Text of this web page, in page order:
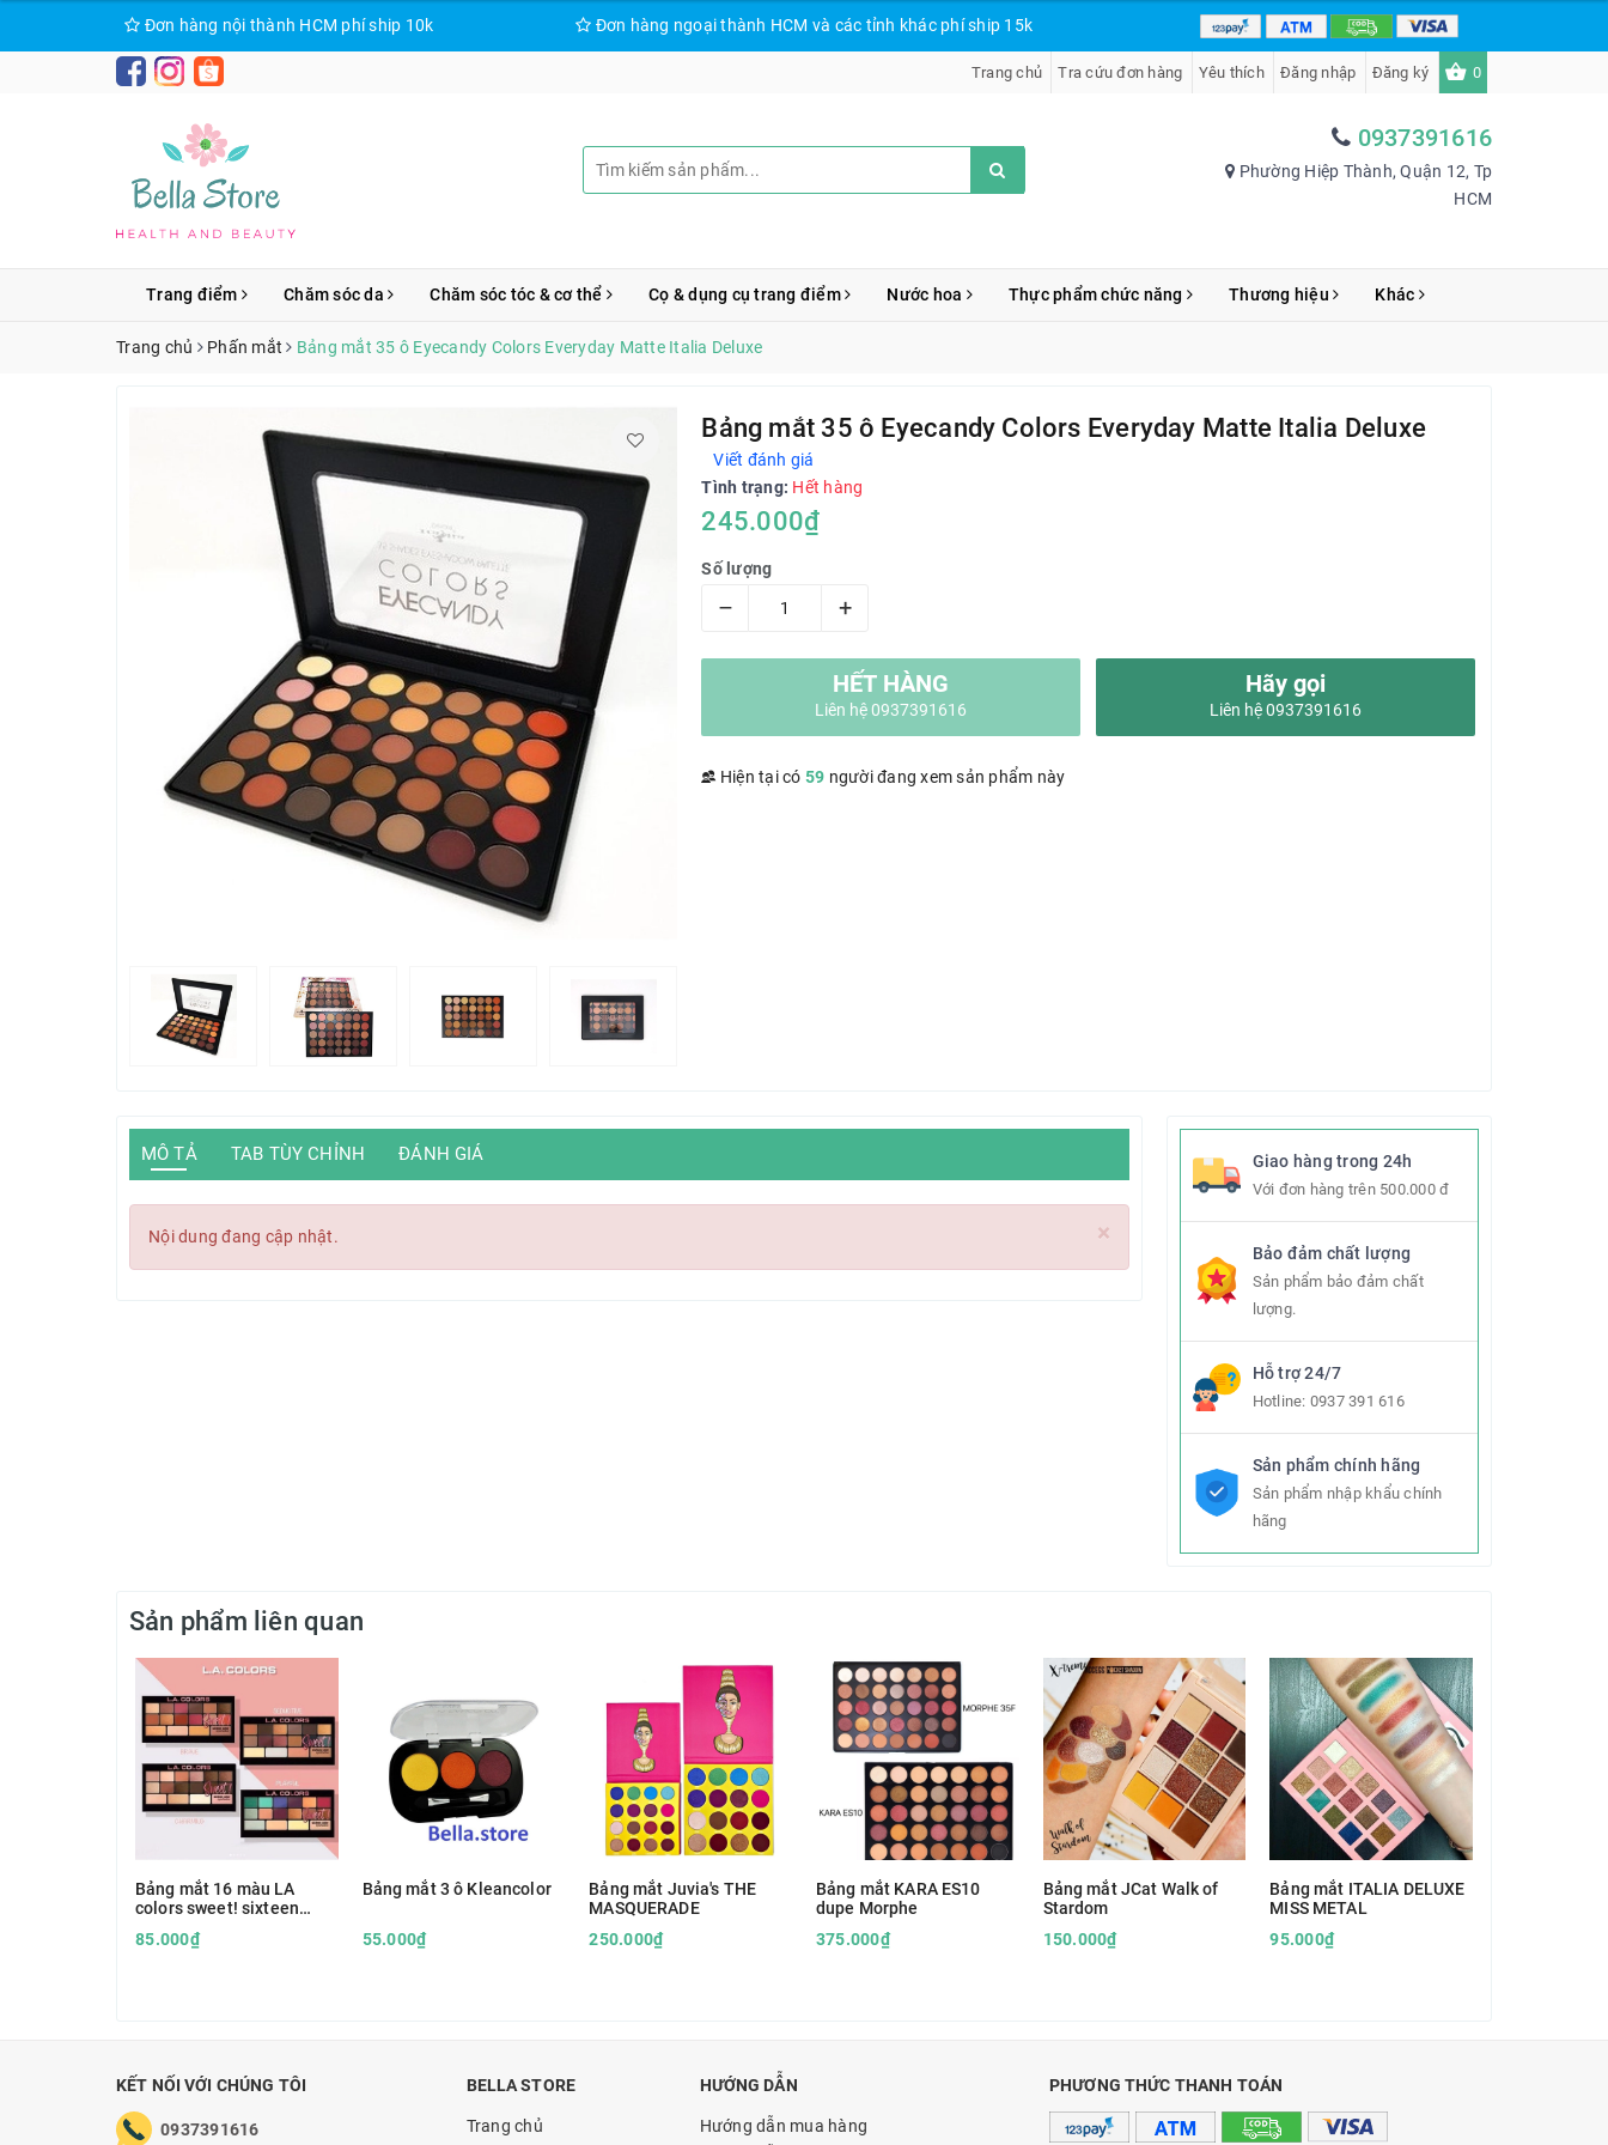
Đơn hàng nội thành HCM phí ship 10k Đơn hàng ngoại thành HCM và các tỉnh khác phí ship 15k
Trang chủ Tra cứu đơn hàng Yêu thích Đăng nhập Đăng ký 0
0937391616
Phường Hiệp Thành, Quận 12, Tp
HCM
Trang điểm Chăm sóc da Chăm sóc tóc & cơ thể Cọ & dụng cụ trang điểm Nước hoa Thực phẩm chức năng Thương hiệu Khác
Trang chủ Phấn mắt Bảng mắt 35 ô Eyecandy Colors Everyday Matte Italia Deluxe
Bảng mắt 35 ô Eyecandy Colors Everyday Matte Italia Deluxe
Viết đánh giá
Tình trạng: Hết hàng
245.000₫
Số lượng
– +
HẾT HÀNG
Liên hệ 0937391616
Hãy gọi
Liên hệ 0937391616
Hiện tại có 59 người đang xem sản phẩm này
MÔ TẢ TAB TÙY CHỈNH ĐÁNH GIÁ
×
Nội dung đang cập nhật.
Giao hàng trong 24h
Với đơn hàng trên 500.000 đ
Bảo đảm chất lượng
Sản phẩm bảo đảm chất
lượng.
Hỗ trợ 24/7
Hotline: 0937 391 616
Sản phẩm chính hãng
Sản phẩm nhập khẩu chính
hãng
Sản phẩm liên quan
Bảng mắt 16 màu LA
colors sweet! sixteen
85.000₫
Bảng mắt 3 ô Kleancolor
55.000₫
Bảng mắt Juvia's THE
MASQUERADE
250.000₫
Bảng mắt KARA ES10
dupe Morphe
375.000₫
Bảng mắt JCat Walk of
Stardom
150.000₫
Bảng mắt ITALIA DELUXE
MISS METAL
95.000₫
KẾT NỐI VỚI CHÚNG TÔI
0937391616
BELLA STORE
Trang chủ
HƯỚNG DẪN
Hướng dẫn mua hàng
PHƯƠNG THỨC THANH TOÁN